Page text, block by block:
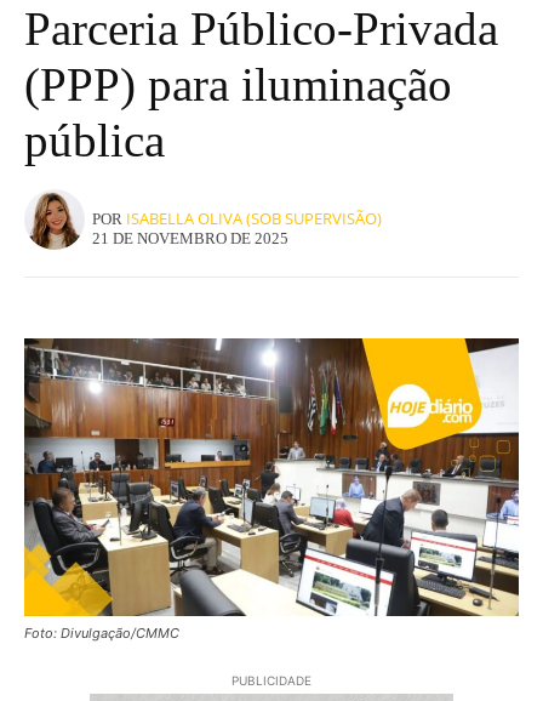
Parceria Público-Privada
(PPP) para iluminação
pública
POR ISABELLA OLIVA (SOB SUPERVISÃO)
21 DE NOVEMBRO DE 2025
Foto: Divulgação/CMMC
PUBLICIDADE